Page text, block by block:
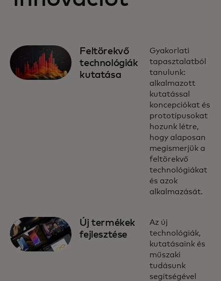
Feltörekvő
technológiák
kutatása
Gyakorlati
tapasztalatból
tanulunk:
alkalmazott
kutatással
koncepciókat és
prototípusokat
hozunk létre,
hogy alaposan
megismerjük a
feltörekvő
technológiákat
és azok
alkalmazását.
Új termékek
fejlesztése
Az új
technológiák,
kutatásaink és
műszaki
tudásunk
segítségével